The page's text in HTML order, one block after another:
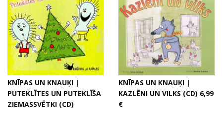
KNĪPAS UN KNAUĶI |
PUTEKLĪTES UN PUTEKLĪŠA
ZIEMASSVĒTKI (CD)
KNĪPAS UN KNAUĶI |
KAZLĒNI UN VILKS (CD) 6,99
€